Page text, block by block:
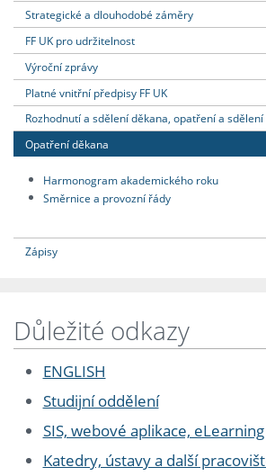
Strategické a dlouhodobé záměry
FF UK pro udržitelnost
Výroční zprávy
Platné vnitřní předpisy FF UK
Rozhodnutí a sdělení děkana, opatření a
Opatření děkana
Harmonogram akademického roku
Směrnice a provozní řády
Zápisy
Důležité odkazy
ENGLISH
Studijní oddělení
SIS, webové aplikace, eLearning
Katedry, ústavy a další